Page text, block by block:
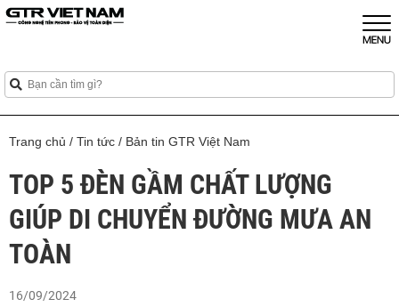
Trang chủ / Tin tức / Bản tin GTR Việt Nam
TOP 5 ĐÈN GẦM CHẤT LƯỢNG
GIÚP DI CHUYỂN ĐƯỜNG MƯA AN
TOÀN
16/09/2024